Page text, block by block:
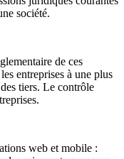
société.
de ces
entreprises à une plus
tiers. Le contrôle
web et mobile :